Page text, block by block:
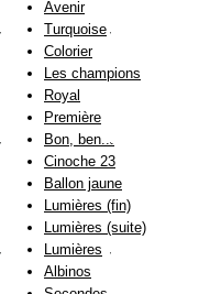
Avenir
Turquoise
Colorier
Les champions
Royal
Première
Bon, ben...
Cinoche 23
Ballon jaune
Lumières (fin)
Lumières (suite)
Lumières
Albinos